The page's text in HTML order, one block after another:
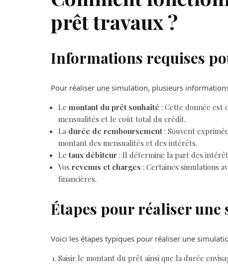
prêt travaux ?
Informations requises
Pour réaliser une simulation, plusieurs
Le montant du prêt souhaité : Cette donnée est
mensualités et le coût total du crédit.
La durée de remboursement : Souvent
montant des mensualités et des intérêts.
Le taux débiteur : Il détermine la part des
Vos revenus et charges : Certaines simulations
financières.
Étapes pour réaliser
Voici les étapes typiques pour réaliser une
Saisir le montant du prêt ainsi que la durée